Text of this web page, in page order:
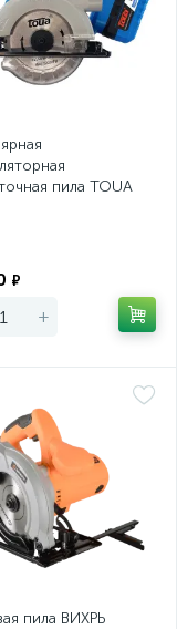
пила TOUA
₽
+
пила ВИХРЬ